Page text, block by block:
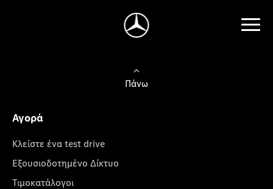
Πάνω
Αγορά
Κλείστε ένα test drive
Εξουσιοδοτημένο Δίκτυο
Τιμοκατάλογοι